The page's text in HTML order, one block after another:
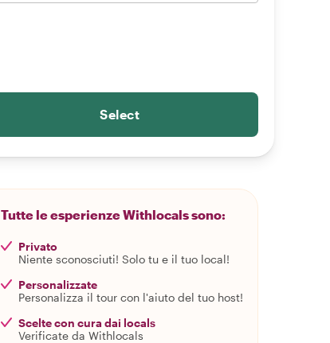
Select
Tutte le esperienze Withlocals sono:
Privato
Niente sconosciuti! Solo tu e il tuo local!
Personalizzate
Personalizza il tour con l'aiuto del tuo host!
Scelte con cura dai locals
Verificate da Withlocals